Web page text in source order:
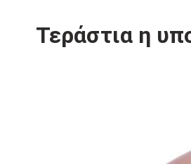
Τεράστια η